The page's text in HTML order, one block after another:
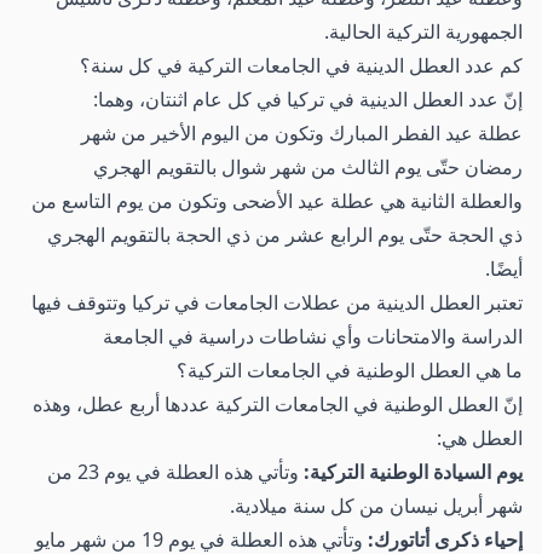
الجمهورية التركية الحالية.
كم عدد العطل الدينية في الجامعات التركية في كل سنة؟
إنّ عدد العطل الدينية في تركيا في كل عام اثنتان، وهما:
عطلة عيد الفطر المبارك وتكون من اليوم الأخير من شهر
رمضان حتّى يوم الثالث من شهر شوال بالتقويم الهجري
والعطلة الثانية هي عطلة عيد الأضحى وتكون من يوم التاسع من
ذي الحجة حتّى يوم الرابع عشر من ذي الحجة بالتقويم الهجري
أيضًا.
تعتبر العطل الدينية من عطلات الجامعات في تركيا وتتوقف فيها
الدراسة والامتحانات وأي نشاطات دراسية في الجامعة
ما هي العطل الوطنية في الجامعات التركية؟
إنّ العطل الوطنية في الجامعات التركية عددها أربع عطل، وهذه
العطل هي:
يوم السيادة الوطنية التركية:
وتأتي هذه العطلة في يوم 23 من
شهر أبريل نيسان من كل سنة ميلادية.
إحياء ذكرى أتاتورك:
وتأتي هذه العطلة في يوم 19 من شهر مايو